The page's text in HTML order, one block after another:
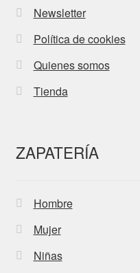
Newsletter
Política de cookies
Quienes somos
Tienda
ZAPATERÍA
Hombre
Mujer
Niñas